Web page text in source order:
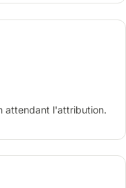
attendant l'attribution.